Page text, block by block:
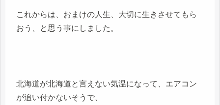
これからは、おまけの人生、大切に生きさせてもら
おう、と思う事にしました。
北海道が北海道と言えない気温になって、エアコン
が追い付かないそうで、